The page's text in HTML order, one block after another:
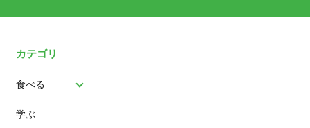
カテゴリ
食べる
パン
学ぶ